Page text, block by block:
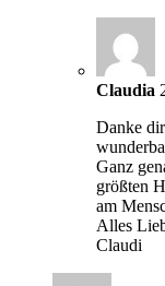
Claudia
Danke
Ganz
größten
am
Alles
Claudi